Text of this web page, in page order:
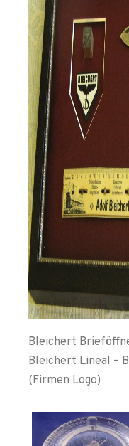
Bleichert
Bleichert Lineal –
(Firmen Logo)